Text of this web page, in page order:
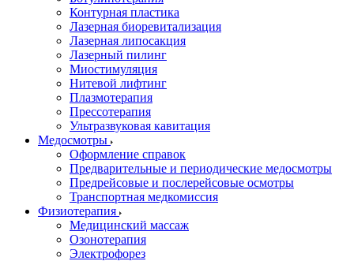
Контурная пластика
Лазерная биоревитализация
Лазерная липосакция
Лазерный пилинг
Миостимуляция
Нитевой лифтинг
Плазмотерапия
Прессотерапия
Ультразвуковая кавитация
Медосмотры
Оформление справок
Предварительные и периодические медосмотры
Предрейсовые и послерейсовые осмотры
Транспортная медкомиссия
Физиотерапия
Медицинский массаж
Озонотерапия
Электрофорез